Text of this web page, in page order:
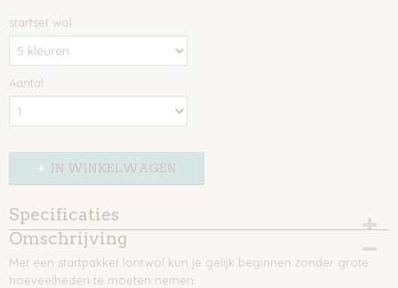
startset wol
Aantal
IN WINKELWAGEN
Specificaties
Productcode
81-182
Omschrijving
Met een startpakket lontwol kun je gelijk beginnen zonder grote
hoeveelheden te moeten nemen.